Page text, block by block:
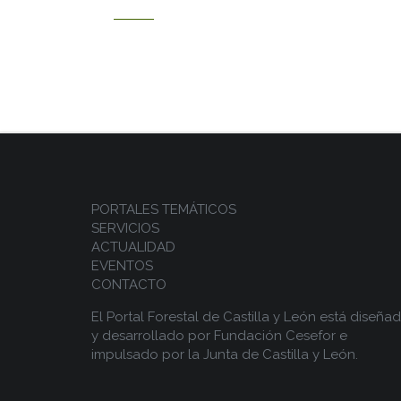
PORTALES TEMÁTICOS
SERVICIOS
ACTUALIDAD
EVENTOS
CONTACTO
El Portal Forestal de Castilla y León está
y desarrollado por Fundación Cesefor e
impulsado por la Junta de Castilla y León.